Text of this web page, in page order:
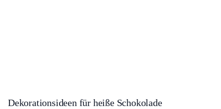
Dekorationsideen für heiße Schokolade